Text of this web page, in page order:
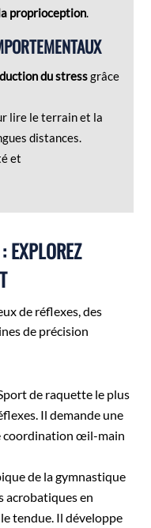
proprioception.
du stressgrâce
lire le terrain et la
distances.
et
EXPLOREZ
de réflexes, des
de précision
de raquette le plus
Il demande une
coordination œil-main
de la gymnastique
acrobatiques en
tendue. Il développe